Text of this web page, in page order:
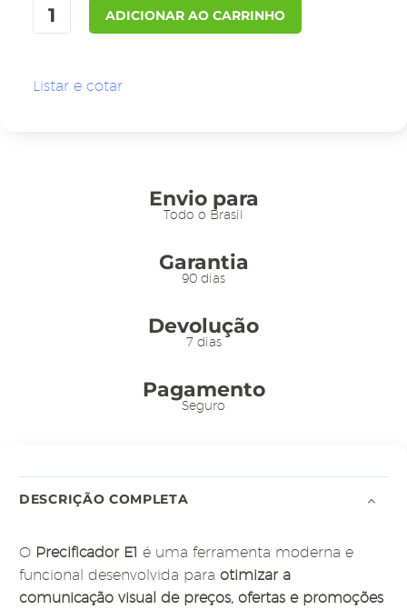
Precificador
E1
Petg
ADICIONAR AO CARRINHO
Listar e cotar
Envio para
Todo o Brasil
Garantia
90 dias
Devolução
7 dias
Pagamento
Seguro
DESCRIÇÃO COMPLETA
O Precificador E1 é uma ferramenta moderna e
funcional desenvolvida para otimizar a
comunicação visual de preços, ofertas e promoções